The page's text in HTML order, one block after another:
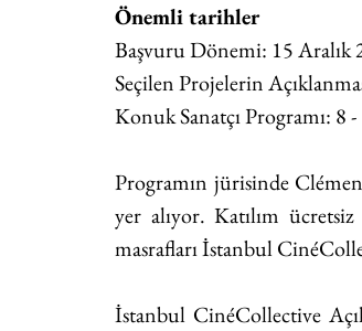
Önemli tarihler
Başvuru Dönemi: 15 Aralık
Seçilen Projelerin
Konuk Sanatçı Programı: 8
Programın jürisinde
yer alıyor. Katılım
masrafları İstanbul
İstanbul CinéCollective